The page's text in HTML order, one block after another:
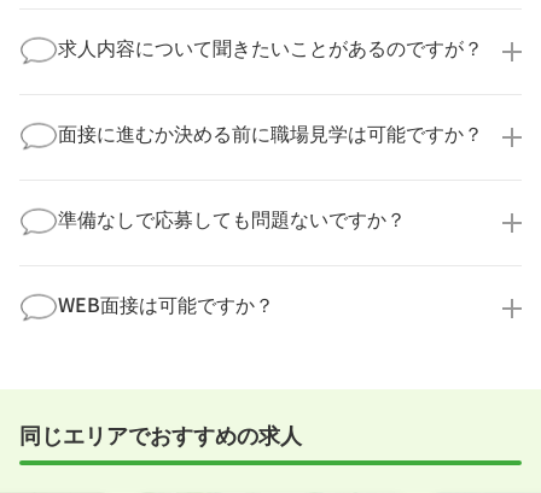
業様に個人情報が送られることはありません！
より詳細な求人情報をご確認いただいた上で、転職希
求人内容について聞きたいことがあるのですが？
してお答えいたします。
勤務体制や職場の雰囲気、研修制度など、どんな小さ
す！
面接に進むか決める前に職場見学は可能ですか？
積極的に受け入れています。実際の職場環境や働く人
の様子を見ることで、より安心してご判断いただけま
ださい！
準備なしで応募しても問題ないですか？
まで、一からサポートいたします。「転職を考え始め
たばかり」「何から始めればいいか分からない」とい
WEB面接は可能ですか？
すめしていますが、企業様によってはWEB面接を導入
事前に確認することは可能ですので、お気軽にお申し
付けください！
同じエリアでおすすめの求人